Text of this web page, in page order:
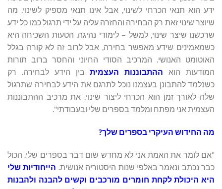
ידע הוא תנאי הכרחי לשינוי, אבל אינו תנאי מספיק לשינוי. מה
שיוצר שינוי זאת רק הבחירה והחזרה עליה על ידי תרגול כמו כל ידע
שרכשנו שיצר שינוי, למשל – לימודי נהיגה. הטעות השכיחה היא
כשמאמינים שידע מאפשר בחירה, אבל לרוב זה לא קורה בגלל
האוטומט האנושי. המרכיב הסודי החיוני והחסר ברוב תורות
המודעות הוא ההתבוננות העצמיתבין הידע לבחירה. רק
כשנלמד להתבונן בעצמנו נוכל לתרגם את הידע לבחירה שתרגול
שלה לאורך זמן הוא הכרחי ליצור שינוי. את מרכיב ההתבוננות
העצמית אני מפתח ומלמד בספרים שלי ובעבודתי".
מה החידוש העיקרי בספרים שלך?
"אם לומר את האמת אני לא מחדש שום דבר בספרים שלי. הכול
כבר נכתב ונאמר באלפי שנות היסטוריה אנושית. הייחודיות שלי
היא היכולת לקחת חומרים מורכבים וקשים להבנה ולהבנות